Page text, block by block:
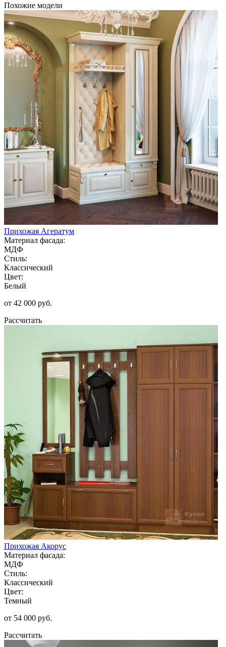
Похожие модели
Прихожая Агератум
Материал фасада:
МДФ
Стиль:
Классический
Цвет:
Белый
от 42 000 руб.
Рассчитать
Прихожая Акорус
Материал фасада:
МДФ
Стиль:
Классический
Цвет:
Темный
от 54 000 руб.
Рассчитать